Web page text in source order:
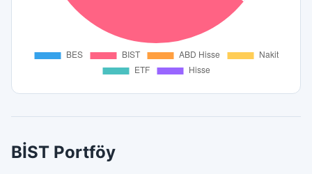
BİST Portföy